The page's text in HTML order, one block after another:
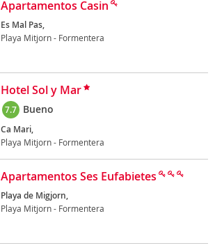
Apartamentos Casin
Es Mal Pas,
Playa Mitjorn - Formentera
Hotel Sol y Mar
7.7 Bueno
Ca Mari,
Playa Mitjorn - Formentera
Apartamentos Ses Eufabietes
Playa de Migjorn,
Playa Mitjorn - Formentera